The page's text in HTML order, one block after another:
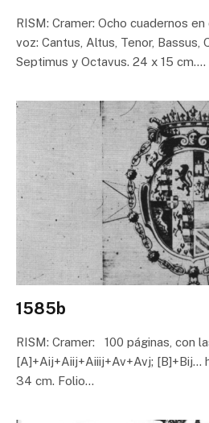
RISM: Cramer: Ocho cuadernos
voz: Cantus, Altus, Tenor, Bassus,
Septimus y Octavus. 24 x 15 cm.…
1585b
RISM: Cramer: 100 páginas, con
[A]+Aij+Aiij+Aiiij+Av+Avj; [B]+Bij…
34 cm. Folio…